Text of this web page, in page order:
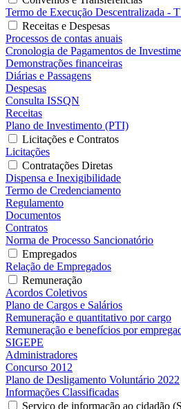
Termo de Execução Descentralizada -
Receitas e Despesas
Processos de contas anuais
Cronologia de Pagamentos de
Demonstrações financeiras
Diárias e Passagens
Despesas
Consulta ISSQN
Receitas
Plano de Investimento (PTI)
Licitações e Contratos
Licitações
Contratações Diretas
Dispensa e Inexigibilidade
Termo de Credenciamento
Regulamento
Documentos
Contratos
Norma de Processo Sancionatório
Empregados
Relação de Empregados
Remuneração
Acordos Coletivos
Plano de Cargos e Salários
Remuneração e quantitativo por cargo
Remuneração e benefícios por
SIGEPE
Administradores
Concurso 2012
Plano de Desligamento Voluntário 2022
Informações Classificadas
Serviço de informação ao cidadão